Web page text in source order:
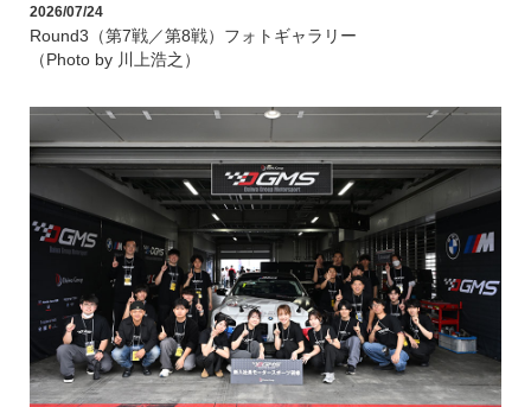
BMW & MINI Racing 2025
BMW & MINI Racing 2024
BMW & MINI Racing. 2023 EXTRA
ROUND
BMW & MINI Racing 2022
Fanatec GT World Challenge Asia
MINI CHALLENGE JAPAN 2021
MINI CHALLENGE JAPAN 2020
MOVIE
Latest Movie
2026/07/24
Round3（第7戦／第8戦）フォトギャラリー
（Photo by 川上浩之）